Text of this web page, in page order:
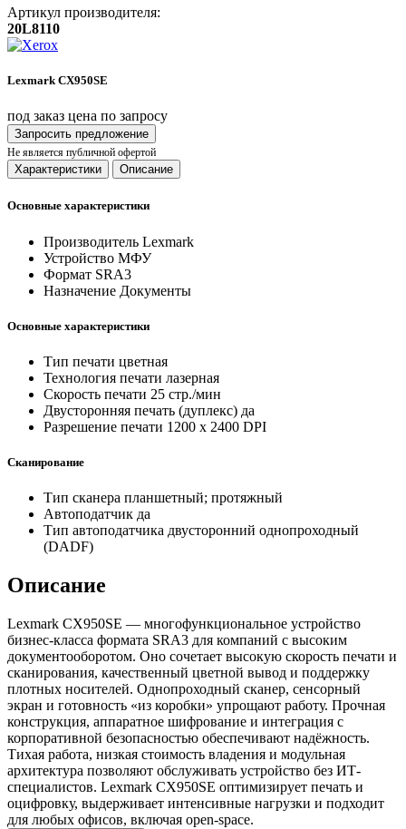
Артикул производителя:
20L8110
Lexmark CX950SE
под заказ цена по запросу
Запросить предложение
Не является публичной офертой
Характеристики Описание
Основные характеристики
Производитель Lexmark
Устройство МФУ
Формат SRA3
Назначение Документы
Основные характеристики
Тип печати цветная
Технология печати лазерная
Скорость печати 25 стр./мин
Двусторонняя печать (дуплекс) да
Разрешение печати 1200 x 2400 DPI
Сканирование
Тип сканера планшетный; протяжный
Автоподатчик да
Тип автоподатчика двусторонний однопроходный
(DADF)
Описание
Lexmark CX950SE — многофункциональное устройство
бизнес-класса формата SRA3 для компаний с высоким
документооборотом. Оно сочетает высокую скорость печати и
сканирования, качественный цветной вывод и поддержку
плотных носителей. Однопроходный сканер, сенсорный
экран и готовность «из коробки» упрощают работу. Прочная
конструкция, аппаратное шифрование и интеграция с
корпоративной безопасностью обеспечивают надёжность.
Тихая работа, низкая стоимость владения и модульная
архитектура позволяют обслуживать устройство без ИТ-
специалистов. Lexmark CX950SE оптимизирует печать и
оцифровку, выдерживает интенсивные нагрузки и подходит
для любых офисов, включая open-space.